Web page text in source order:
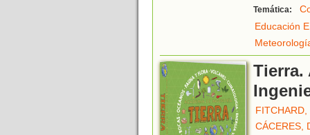
Temática:
Educación
Tierra.
CÁCERES,